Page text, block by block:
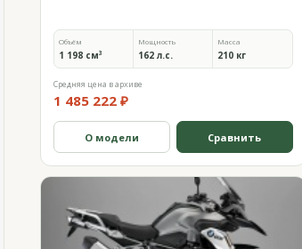
Объём
1 198 см³
Мощность
162 л.с.
Масса
210 кг
Средняя цена в архиве
1 485 222 ₽
О модели Сравнить